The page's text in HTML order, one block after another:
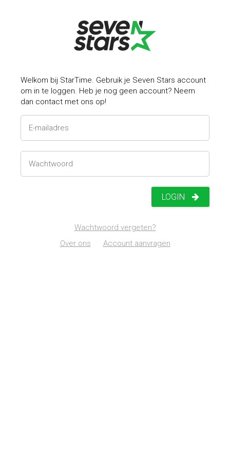
Welkom bij StarTime. Gebruik je Seven Stars account
om in te loggen. Heb je nog geen account? Neem
dan contact met ons op!
LOGIN
Wachtwoord vergeten?
Over ons
Account aanvragen